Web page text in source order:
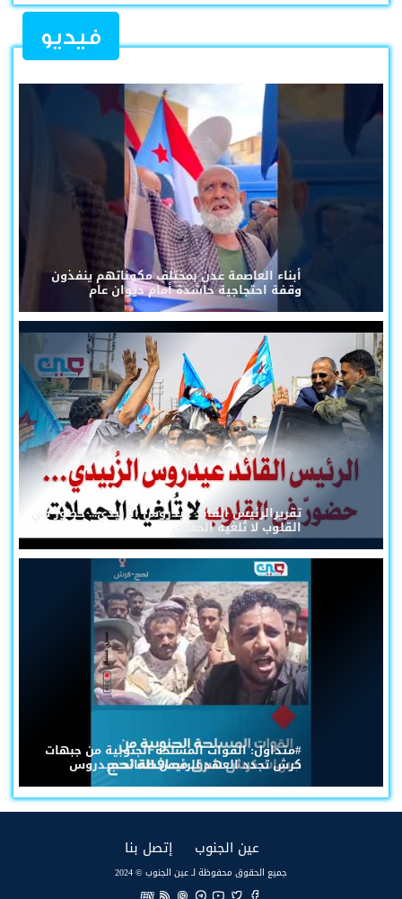
فيديو
أبناء العاصمة عدن بمختلف مكوناتهم ينفذون
وقفة احتجاجية حاشدة أمام ديوان عام
تقريرالرئيس القائد عيدروس الزُبيدي... حضورٌ في
القلوب لا تُلغيه الحملات
#متداول: القوات المسلحة الجنوبية من جبهات
كرش تجدد العهد للرئيس القائد عيدروس
عين الجنوب إتصل بنا
جميع الحقوق محفوظة لـ عين الجنوب © 2024
EN